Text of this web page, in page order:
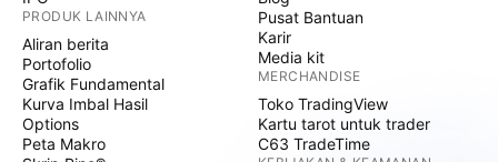
PRODUK LAINNYA
Aliran berita
Portofolio
Grafik Fundamental
Kurva Imbal Hasil
Options
Peta Makro
Pusat Bantuan
Karir
Media kit
MERCHANDISE
Toko TradingView
Kartu tarot untuk trader
C63 TradeTime